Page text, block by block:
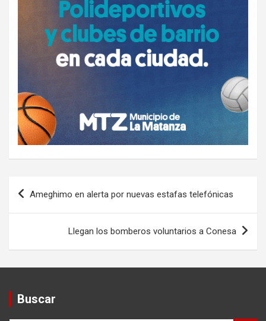
Navegación
Ameghimo en alerta por nuevas estafas telefónicas
Llegan los bomberos voluntarios a Conesa
Buscar